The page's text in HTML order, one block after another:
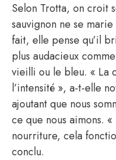
Selon Trotta, on croit
sauvignon ne se
fait, elle pense qu’il
plus audacieux
vieilli ou le bleu. « La
l’intensité », a-t-elle
ajoutant que nous
ce que nous aimons.
nourriture, cela
conclu.